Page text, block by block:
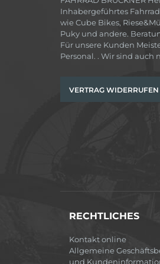
Inhabergeführtes
wie Cube Bikes,
Puky und andere.
Für unsere Kunden
Personal. . Wir sind auch
VERTRAG WIDERRUFEN
RECHTLICHES
Kontakt online
Allgemeine
und